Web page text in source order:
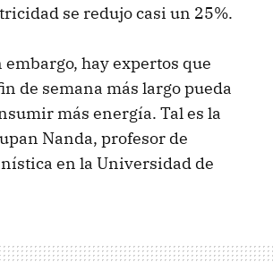
se redujo casi un 25%.
embargo, hay expertos que
de semana más largo pueda
más energía. Tal es la
Nanda, profesor de
en la Universidad de